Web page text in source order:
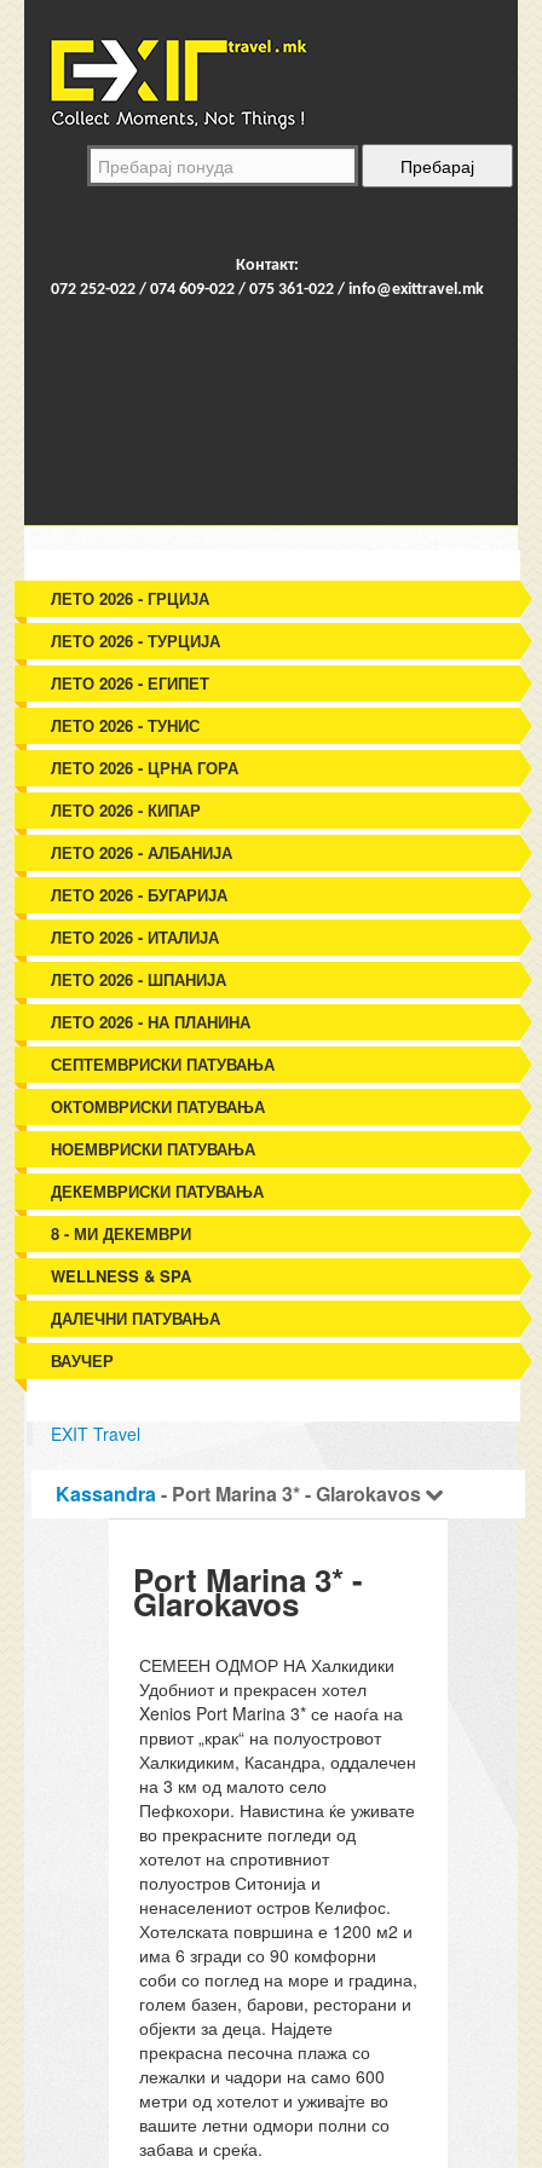
Контакт:
072 252-022 / 074 609-022 / 075 361-022 / info@exittravel.mk
ЛЕТО 2026 - ГРЦИЈА
ЛЕТО 2026 - ТУРЦИЈА
ЛЕТО 2026 - ЕГИПЕТ
ЛЕТО 2026 - ТУНИС
ЛЕТО 2026 - ЦРНА ГОРА
ЛЕТО 2026 - КИПАР
ЛЕТО 2026 - АЛБАНИЈА
ЛЕТО 2026 - БУГАРИЈА
ЛЕТО 2026 - ИТАЛИЈА
ЛЕТО 2026 - ШПАНИЈА
ЛЕТО 2026 - НА ПЛАНИНА
СЕПТЕМВРИСКИ ПАТУВАЊА
ОКТОМВРИСКИ ПАТУВАЊА
НОЕМВРИСКИ ПАТУВАЊА
ДЕКЕМВРИСКИ ПАТУВАЊА
8 - МИ ДЕКЕМВРИ
WELLNESS & SPA
ДАЛЕЧНИ ПАТУВАЊА
ВАУЧЕР
EXIT Travel
Kassandra- Port Marina 3* - Glarokavos
Port Marina 3* -
Glarokavos
СЕМЕЕН ОДМОР НА Халкидики
Удобниот и прекрасен хотел
Xenios Port Marina 3* се наоѓа на
првиот „крак“ на полуостровот
Халкидиким, Касандра, оддалечен
на 3 км од малото село
Пефкохори. Навистина ќе уживате
во прекрасните погледи од
хотелот на спротивниот
полуостров Ситонија и
ненаселениот остров Келифос.
Хотелската површина е 1200 м2 и
има 6 згради со 90 комфорни
соби со поглед на море и градина,
голем базен, барови, ресторани и
објекти за деца. Најдете
прекрасна песочна плажа со
лежалки и чадори на само 600
метри од хотелот и уживајте во
вашите летни одмори полни со
забава и среќа.